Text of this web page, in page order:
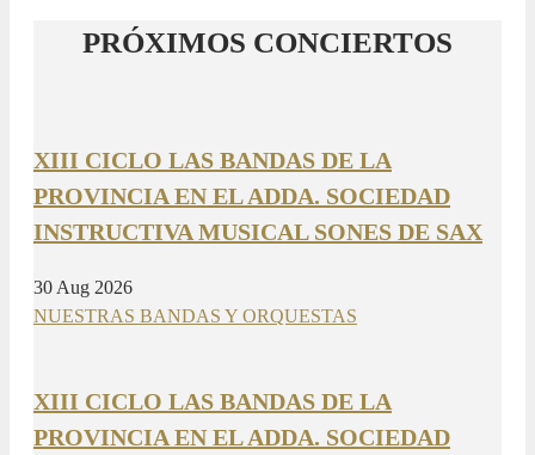
PRÓXIMOS CONCIERTOS
XIII CICLO LAS BANDAS DE LA
PROVINCIA EN EL ADDA. SOCIEDAD
INSTRUCTIVA MUSICAL SONES DE SAX
30 Aug 2026
NUESTRAS BANDAS Y ORQUESTAS
XIII CICLO LAS BANDAS DE LA
PROVINCIA EN EL ADDA. SOCIEDAD